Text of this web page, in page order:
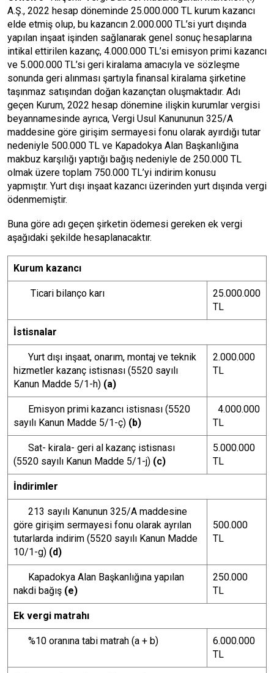
A.Ş., 2022 hesap döneminde 25.000.000 TL kurum kazancı
elde etmiş olup, bu kazancın 2.000.000 TL’si yurt dışında
yapılan inşaat işinden sağlanarak genel sonuç hesaplarına
intikal ettirilen kazanç, 4.000.000 TL’si emisyon primi kazancı
ve 5.000.000 TL’si geri kiralama amacıyla ve sözleşme
sonunda geri alınması şartıyla finansal kiralama şirketine
taşınmaz satışından doğan kazançtan oluşmaktadır. Adı
geçen Kurum, 2022 hesap dönemine ilişkin kurumlar vergisi
beyannamesinde ayrıca, Vergi Usul Kanununun 325/A
maddesine göre girişim sermayesi fonu olarak ayırdığı tutar
nedeniyle 500.000 TL ve Kapadokya Alan Başkanlığına
makbuz karşılığı yaptığı bağış nedeniyle de 250.000 TL
olmak üzere toplam 750.000 TL’yi indirim konusu
yapmıştır. Yurt dışı inşaat kazancı üzerinden yurt dışında vergi
ödenmemiştir.
Buna göre adı geçen şirketin ödemesi gereken ek vergi
aşağıdaki şekilde hesaplanacaktır.
Kurum kazancı
Ticari bilanço karı
25.000.000
TL
İstisnalar
Yurt dışı inşaat, onarım, montaj ve teknik
hizmetler kazanç istisnası (5520 sayılı
Kanun Madde 5/1-h) (a)
2.000.000
TL
Emisyon primi kazancı istisnası (5520
sayılı Kanun Madde 5/1-ç) (b)
4.000.000
TL
Sat- kirala- geri al kazanç istisnası
(5520 sayılı Kanun Madde 5/1-j) (c)
5.000.000
TL
İndirimler
213 sayılı Kanunun 325/A maddesine
göre girişim sermayesi fonu olarak ayrılan
tutarlarda indirim (5520 sayılı Kanun Madde
10/1-g) (d)
500.000
TL
Kapadokya Alan Başkanlığına yapılan
nakdi bağış (e)
250.000
TL
Ek vergi matrahı
%10 oranına tabi matrah (a + b)
6.000.000
TL